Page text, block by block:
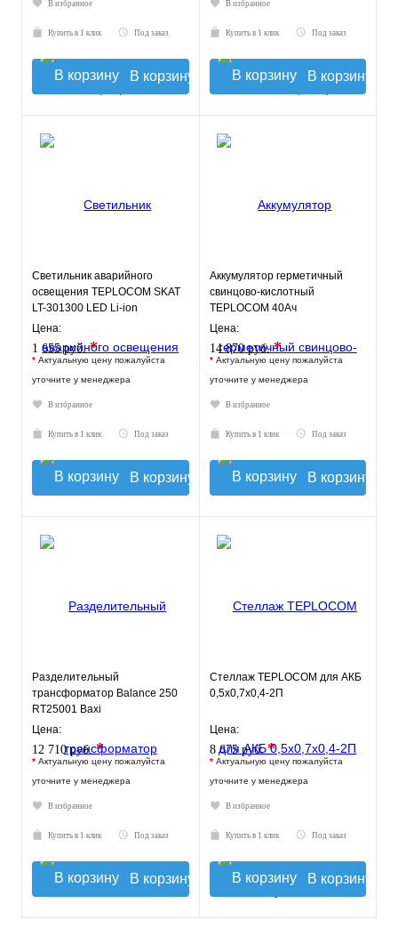
В избранное
Купить в 1 клик Под заказ
В корзину
В избранное
Купить в 1 клик Под заказ
В корзину
Светильник аварийного
освещения TEPLOCOM SKAT
LT-301300 LED Li-ion
Цена:
1 655 руб.*
* Актуальную цену пожалуйста
уточните у менеджера
В избранное
Купить в 1 клик Под заказ
В корзину
Аккумулятор герметичный
свинцово-кислотный
TEPLOCOM 40Ач
Цена:
14 870 руб.*
* Актуальную цену пожалуйста
уточните у менеджера
В избранное
Купить в 1 клик Под заказ
В корзину
Разделительный
трансформатор Balance 250
RT25001 Baxi
Цена:
12 710 руб.*
* Актуальную цену пожалуйста
уточните у менеджера
В избранное
Купить в 1 клик Под заказ
В корзину
Стеллаж TEPLOCOM для АКБ
0,5х0,7х0,4-2П
Цена:
8 675 руб.*
* Актуальную цену пожалуйста
уточните у менеджера
В избранное
Купить в 1 клик Под заказ
В корзину